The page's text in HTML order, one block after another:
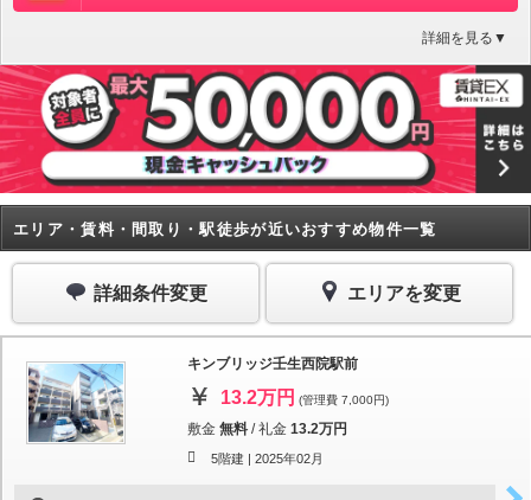
詳細を見る▼
エリア・賃料・間取り・駅徒歩が近いおすすめ物件一覧
詳細条件変更 エリアを変更
キンブリッジ壬生西院駅前
13.2万円 (管理費 7,000円)
敷金 無料 /礼金 13.2万円
5階建 | 2025年02月